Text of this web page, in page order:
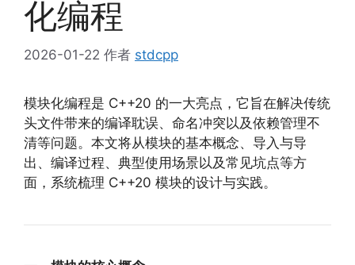
化编程
2026-01-22 作者 stdcpp
模块化编程是 C++20 的一大亮点，它旨在解决传统
头文件带来的编译耽误、命名冲突以及依赖管理不
清等问题。本文将从模块的基本概念、导入与导
出、编译过程、典型使用场景以及常见坑点等方
面，系统梳理 C++20 模块的设计与实践。